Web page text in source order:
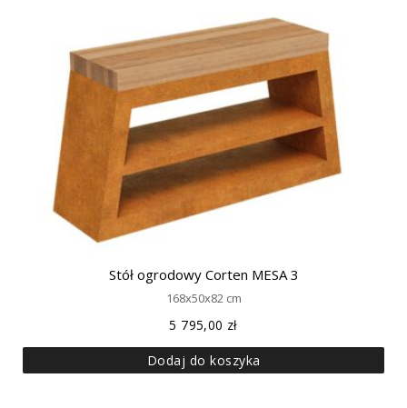
Stół ogrodowy Corten MESA 3
168x50x82 cm
5 795,00 zł
Dodaj do koszyka